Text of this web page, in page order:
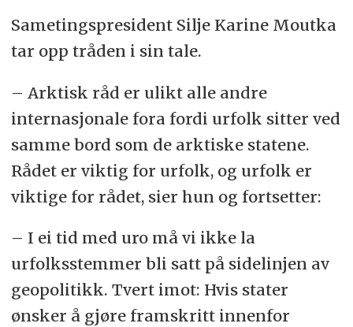
Sametingspresident Silje Karine Moutka
tar opp tråden i sin tale.
– Arktisk råd er ulikt alle andre
internasjonale fora fordi urfolk sitter ved
samme bord som de arktiske statene.
Rådet er viktig for urfolk, og urfolk er
viktige for rådet, sier hun og fortsetter:
– I ei tid med uro må vi ikke la
urfolksstemmer bli satt på sidelinjen av
geopolitikk. Tvert imot: Hvis stater
ønsker å gjøre framskritt innenfor